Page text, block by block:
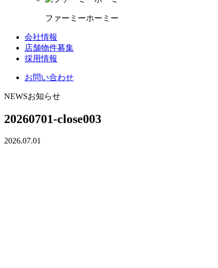
ファーミーホーミー
会社情報
店舗物件募集
採用情報
お問い合わせ
NEWSお知らせ
20260701-close003
2026.07.01